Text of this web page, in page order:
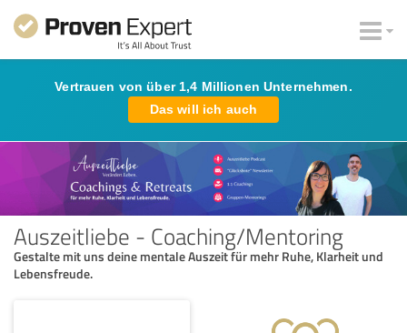
Vertrauen von über 1,4 Millionen Unternehmen.
Das will ich auch
Auszeitliebe - Coaching/Mentoring
Gestalte mit uns deine mentale Auszeit für mehr Ruhe, Klarheit und
Lebensfreude.